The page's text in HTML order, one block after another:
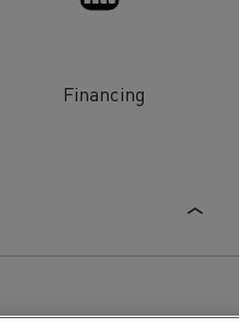
Financing